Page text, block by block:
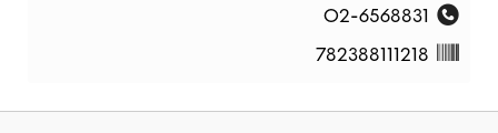
02-6568831
782388111218